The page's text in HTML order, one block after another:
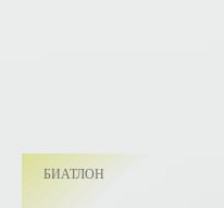
БИАТЛОН